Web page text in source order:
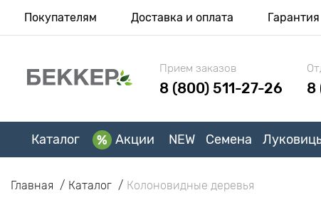
Покупателям Доставка и оплата Гарантия
Прием заказов
8 (800) 511-27-26 8
Каталог Акции NEW Семена
Главная Каталог Колоновидные деревья